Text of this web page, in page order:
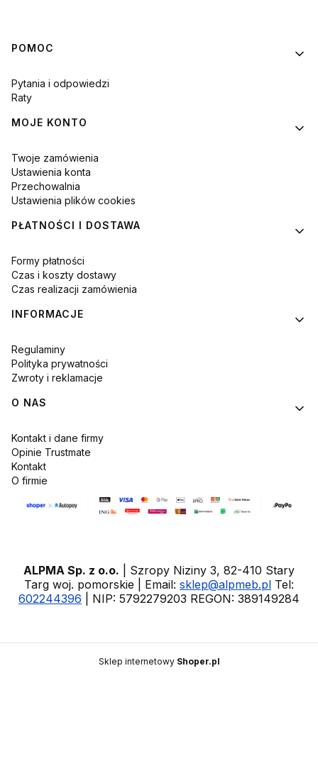
Linki w stopce
POMOC
Pytania i odpowiedzi
Raty
MOJE KONTO
Twoje zamówienia
Ustawienia konta
Przechowalnia
Ustawienia plików cookies
PŁATNOŚCI I DOSTAWA
Formy płatności
Czas i koszty dostawy
Czas realizacji zamówienia
INFORMACJE
Regulaminy
Polityka prywatności
Zwroty i reklamacje
O NAS
Kontakt i dane firmy
Opinie Trustmate
Kontakt
O firmie
ALPMA Sp. z o.o. | Szropy Niziny 3, 82-410 Stary
Targ woj. pomorskie | Email: sklep@alpmeb.pl Tel:
602244396 | NIP: 5792279203 REGON: 389149284
Sklep internetowy Shoper.pl